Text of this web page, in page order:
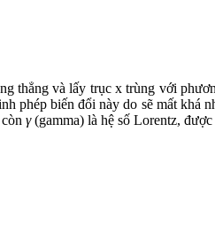
thẳng và lấy trục x trùng với
phép biến đổi này do sẽ mất
γ(gamma) là hệ số Lorentz,